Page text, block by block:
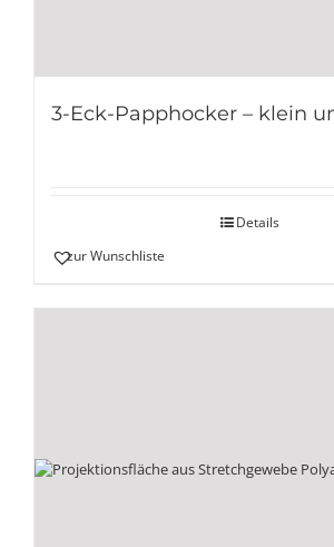
3-Eck-Papphocker – klein
Details
zur Wunschliste